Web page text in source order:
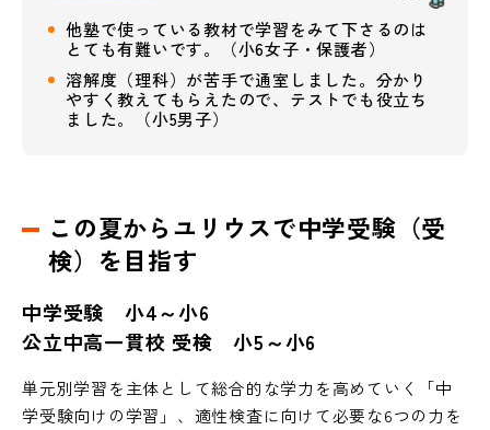
他塾で使っている教材で学習をみて下さるのは
とても有難いです。（小6女子・保護者）
溶解度（理科）が苦手で通室しました。分かり
やすく教えてもらえたので、テストでも役立ち
ました。（小5男子）
この夏からユリウスで中学受験（受
検）を目指す
中学受験 小4～小6
公立中高一貫校 受検 小5～小6
単元別学習を主体として総合的な学力を高めていく「中
学受験向けの学習」、適性検査に向けて必要な6つの力を